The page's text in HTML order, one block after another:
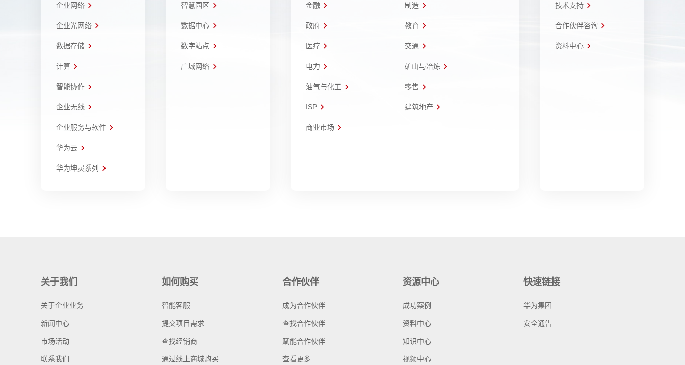
企业网络
企业光网络
数据存储
计算
智能协作
企业无线
企业服务与软件
华为云
华为坤灵系列
智慧园区
数据中心
数字站点
广域网络
金融 制造
政府 教育
医疗 交通
电力 矿山与冶炼
油气与化工 零售
ISP 建筑地产
商业市场
技术支持
合作伙伴咨询
资料中心
关于我们
关于企业业务
新闻中心
市场活动
联系我们
如何购买
智能客服
提交项目需求
查找经销商
通过线上商城购买
合作伙伴
成为合作伙伴
查找合作伙伴
赋能合作伙伴
查看更多
资源中心
成功案例
资料中心
知识中心
视频中心
快速链接
华为集团
安全通告